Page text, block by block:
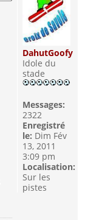
DahutGoofy
Idole du
stade
Messages:
2322
Enregistré
le: Dim Fév
13, 2011
3:09 pm
Localisation:
Sur les
pistes